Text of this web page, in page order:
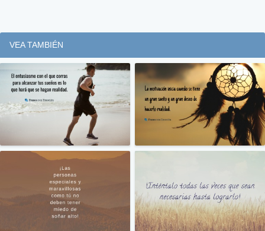
VEA TAMBIÉN